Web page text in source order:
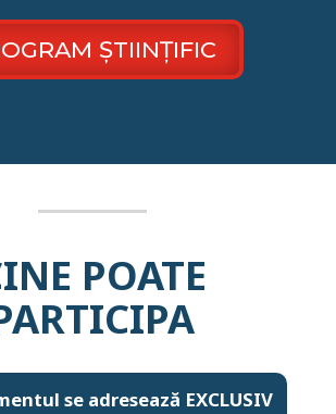
ȘTIINȚIFIC
POATE
se adresează EXCLUSIV